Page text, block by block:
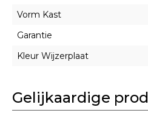
Vorm Kast
Garantie
Kleur Wijzerplaat
Gelijkaardige